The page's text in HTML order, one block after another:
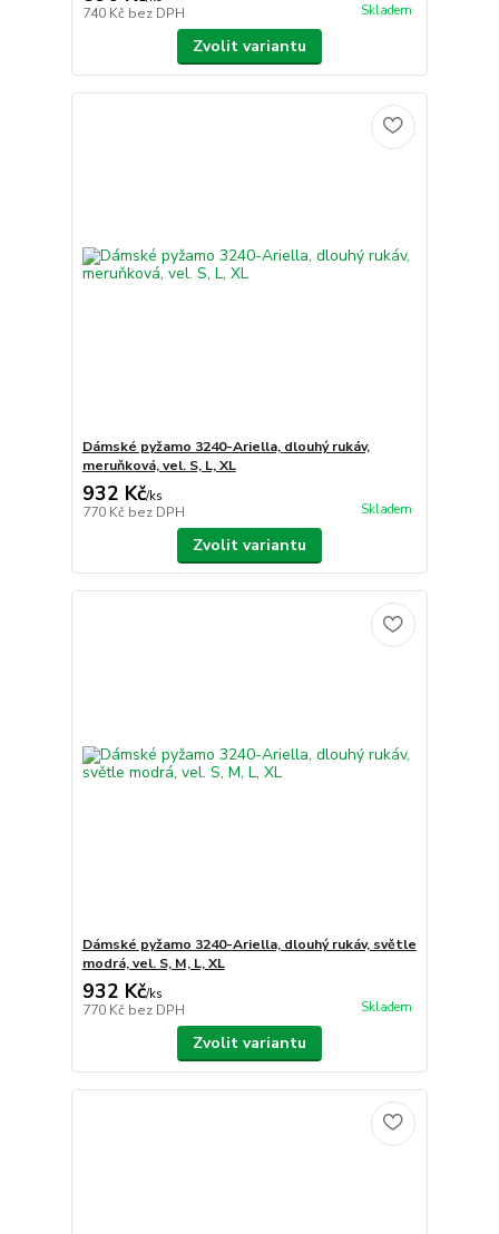
740 Kč bez DPH Skladem
Zvolit variantu
Dámské pyžamo 3240-Ariella, dlouhý rukáv,
meruňková, vel. S, L, XL
932 Kč/ks
770 Kč bez DPH Skladem
Zvolit variantu
Dámské pyžamo 3240-Ariella, dlouhý rukáv, světle
modrá, vel. S, M, L, XL
932 Kč/ks
770 Kč bez DPH Skladem
Zvolit variantu